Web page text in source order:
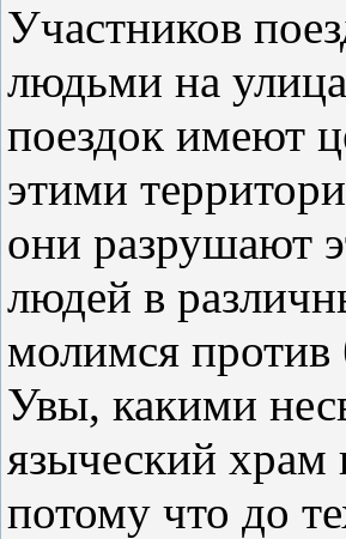
Участников
людьми на
поездок имеют
этими
они разрушают
людей в
молимся против
Увы, какими
языческий храм
потому что до